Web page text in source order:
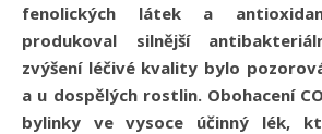
fenolických látek a
produkoval silnější
zvýšení léčivé kvality bylo
a u dospělých rostlin. Obohacení
bylinky ve vysoce účinný lék,